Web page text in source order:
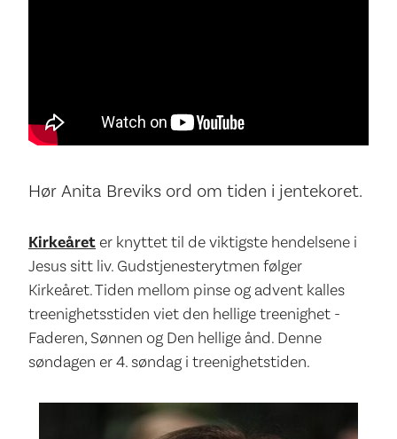
Hør Anita Breviks ord om tiden i jentekoret.
Kirkeåret er knyttet til de viktigste hendelsene i
Jesus sitt liv. Gudstjenesterytmen følger
Kirkeåret. Tiden mellom pinse og advent kalles
treenighetsstiden viet den hellige treenighet -
Faderen, Sønnen og Den hellige ånd. Denne
søndagen er 4. søndag i treenighetstiden.